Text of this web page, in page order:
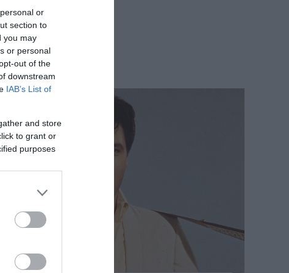
or
section to
you may
or personal
out of the
downstream
IAB’s List of
and store
to grant or
purposes